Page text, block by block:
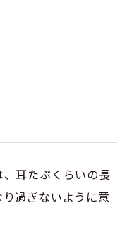
耳たぶくらいの長
過ぎないように意